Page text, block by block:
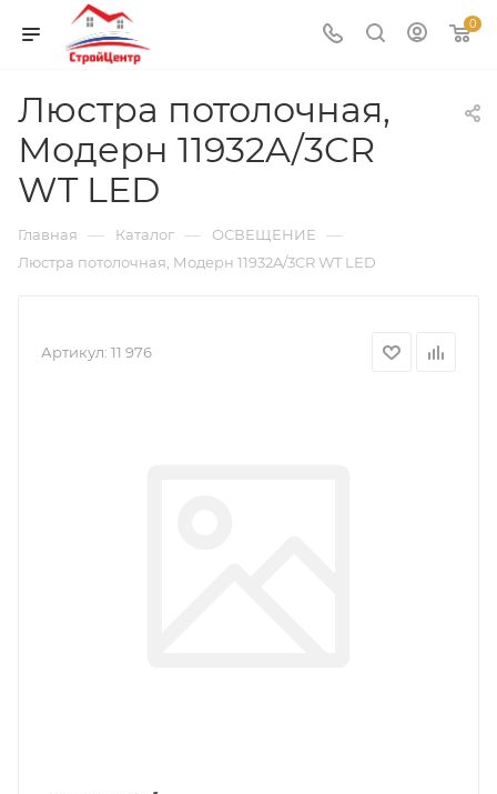
0
Люстра потолочная,
Модерн 11932A/3CR
WT LED
Главная — Каталог — ОСВЕЩЕНИЕ —
Люстра потолочная, Модерн 11932A/3CR WT LED
Артикул: 11 976